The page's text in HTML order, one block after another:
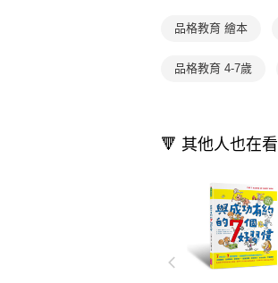
品格教育 繪本
品格教育 4-7歲
🔻 其他人也在看